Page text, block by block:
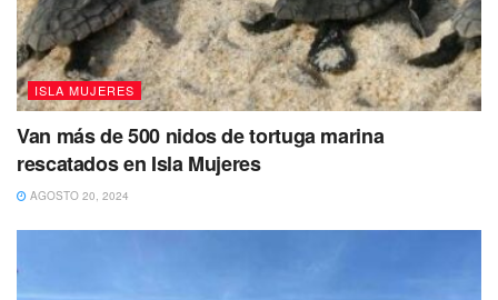
— islamujeresaldia (@islamujeresald1)
June 21, 2023
ISLA MUJERES
Van más de 500 nidos de tortuga marina
rescatados en Isla Mujeres
AGOSTO 20, 2024